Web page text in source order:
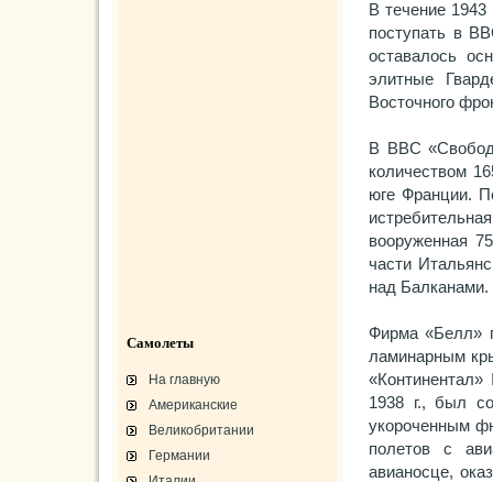
В течение
поступать в
оставалось
элитные
Восточного
В ВВС
количеством
юге Франции.
вооруженная
части
над Балканами.
Фирма «Белл»
ламинарным
1938 г., был
укороченным
полетов с
авианосце,
Самолеты
На главную
Американские
Великобритании
Германии